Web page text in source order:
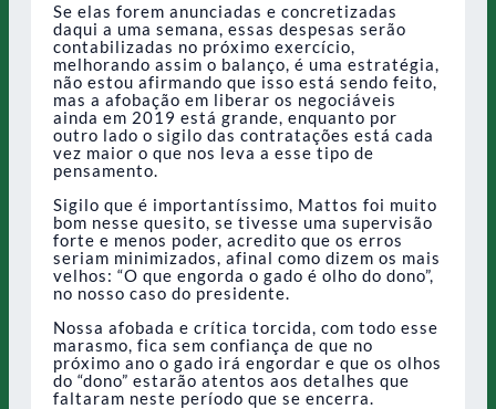
Se elas forem anunciadas e concretizadas
daqui a uma semana, essas despesas serão
contabilizadas no próximo exercício,
melhorando assim o balanço, é uma estratégia,
não estou afirmando que isso está sendo feito,
mas a afobação em liberar os negociáveis
ainda em 2019 está grande, enquanto por
outro lado o sigilo das contratações está cada
vez maior o que nos leva a esse tipo de
pensamento.
Sigilo que é importantíssimo, Mattos foi muito
bom nesse quesito, se tivesse uma supervisão
forte e menos poder, acredito que os erros
seriam minimizados, afinal como dizem os mais
velhos: “O que engorda o gado é olho do dono”,
no nosso caso do presidente.
Nossa afobada e crítica torcida, com todo esse
marasmo, fica sem confiança de que no
próximo ano o gado irá engordar e que os olhos
do “dono” estarão atentos aos detalhes que
faltaram neste período que se encerra.